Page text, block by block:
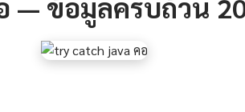
— ข้อมูลครบถ้วน